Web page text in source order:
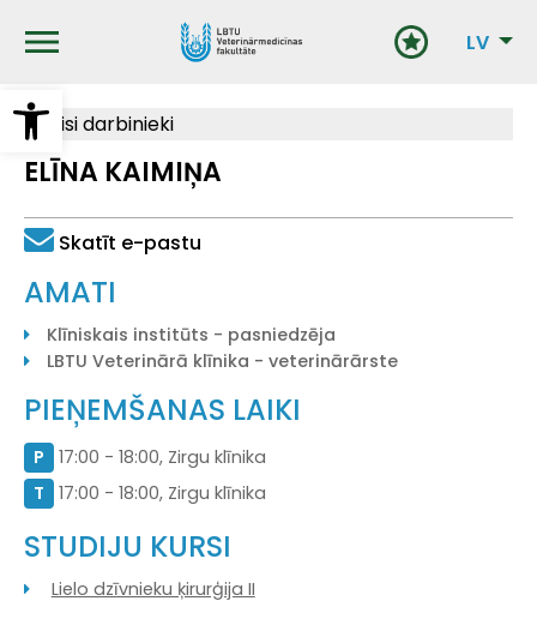
Open toolbar
galveno LV
Visi darbinieki
ELĪNA KAIMIŅA
Skatīt e-pastu
AMATI
Klīniskais institūts - pasniedzēja
LBTU Veterinārā klīnika - veterinārārste
PIEŅEMŠANAS LAIKI
P
17:00 - 18:00, Zirgu klīnika
T
17:00 - 18:00, Zirgu klīnika
STUDIJU KURSI
Lielo dzīvnieku ķirurģija II